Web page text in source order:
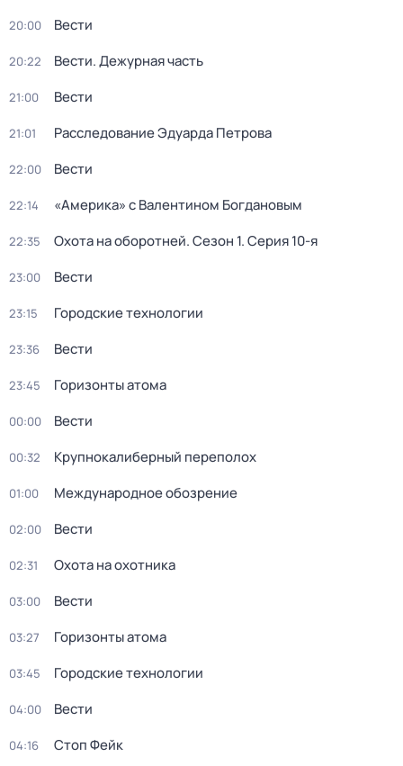
20:00 Вести
20:22 Вести. Дежурная часть
21:00 Вести
21:01 Расследование Эдуарда Петрова
22:00 Вести
22:14 «Америка» с Валентином Богдановым
22:35 Охота на оборотней. Сезон 1. Серия 10-я
23:00 Вести
23:15 Городские технологии
23:36 Вести
23:45 Горизонты атома
00:00 Вести
00:32 Крупнокалиберный переполох
01:00 Международное обозрение
02:00 Вести
02:31 Охота на охотника
03:00 Вести
03:27 Горизонты атома
03:45 Городские технологии
04:00 Вести
04:16 Стоп Фейк